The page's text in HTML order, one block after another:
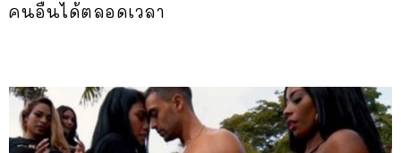
คนอื่นได้ตลอดเวลา